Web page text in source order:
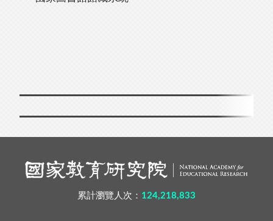
累計瀏覽人次： 124,218,833